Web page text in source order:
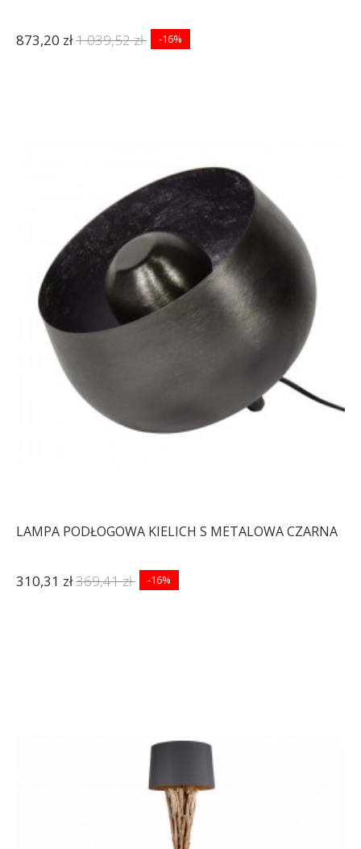
873,20 zł1 039,52 zł -16%
LAMPA PODŁOGOWA KIELICH S METALOWA CZARNA
310,31 zł369,41 zł -16%